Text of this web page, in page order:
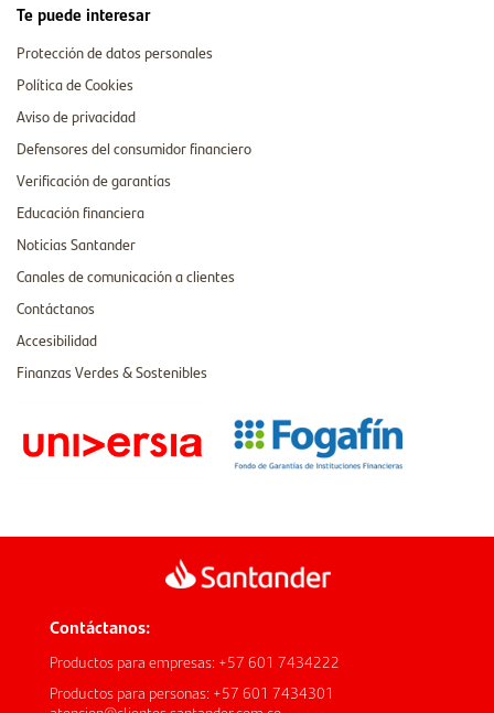
Te puede interesar
Protección de datos personales
Política de Cookies
Aviso de privacidad
Defensores del consumidor financiero
Verificación de garantías
Educación financiera
Noticias Santander
Canales de comunicación a clientes
Contáctanos
Accesibilidad
Finanzas Verdes & Sostenibles
Contáctanos:
Productos para empresas: +57 601 7434222
Productos para personas: +57 601 7434301